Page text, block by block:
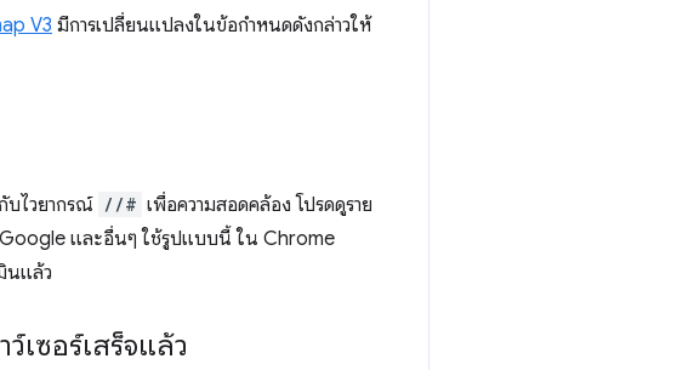
V3 มีการเปลี่ยนแปลงในข้อกําหนดดังกล่าวให้
บไวยากรณ์ //# เพื่อความสอดคล้อง โปรดดูราย
และอื่นๆ ใช้รูปแบบนี้ ใน Chrome
นแล้ว
เซอร์เสร็จแล้ว